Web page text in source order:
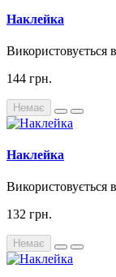
Наклейка
Використовується
144 грн.
Немає
Наклейка
Використовується
132 грн.
Немає